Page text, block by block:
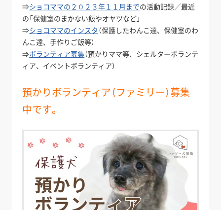
⇒ショコママの２０２３年１１月までの活動記録／最近
の「保健室のまかない飯やオヤツなど」
⇒ショコママのインスタ （保護したわんこ達、保健室のわ
んこ達、手作りご飯等）
⇒ボランティア募集（預かりママ等、シェルターボランテ
ィア、イベントボランティア）
預かりボランティア（ファミリー）募集
中です。